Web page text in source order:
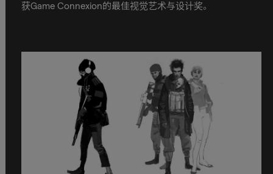
获Game Connexion的最佳视觉艺术与设计奖。